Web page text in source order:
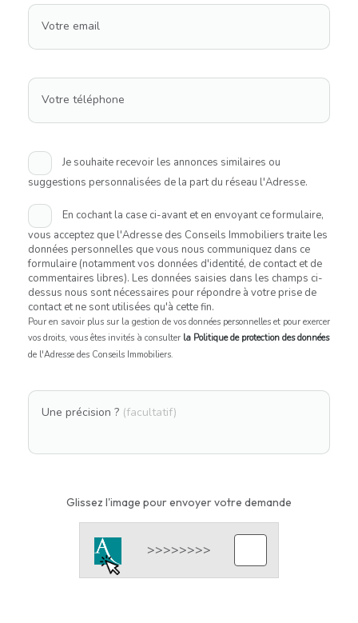
Votre email
Votre téléphone
Je souhaite recevoir les annonces similaires ou
suggestions personnalisées de la part du réseau l'Adresse.
En cochant la case ci-avant et en envoyant ce formulaire,
vous acceptez que l'Adresse des Conseils Immobiliers traite les
données personnelles que vous nous communiquez dans ce
formulaire (notamment vos données d'identité, de contact et de
commentaires libres). Les données saisies dans les champs ci-
dessus nous sont nécessaires pour répondre à votre prise de
contact et ne sont utilisées qu'à cette fin.
Pour en savoir plus sur la gestion de vos données personnelles et pour exercer
vos droits, vous êtes invités à consulter la Politique de protection des données
de l'Adresse des Conseils Immobiliers.
Une précision ? (facultatif)
Glissez l'image pour envoyer votre demande